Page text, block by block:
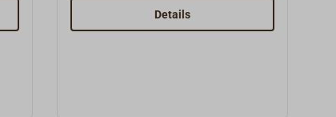
eingesetzten Lippenventile werden
auch größere Feststoff-
Details